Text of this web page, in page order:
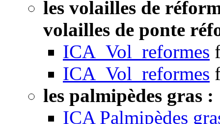
les volailles de
volailles de ponte
ICA_Vol_reformes
ICA_Vol_reformes
les palmipèdes gras :
ICA Palmipèdes